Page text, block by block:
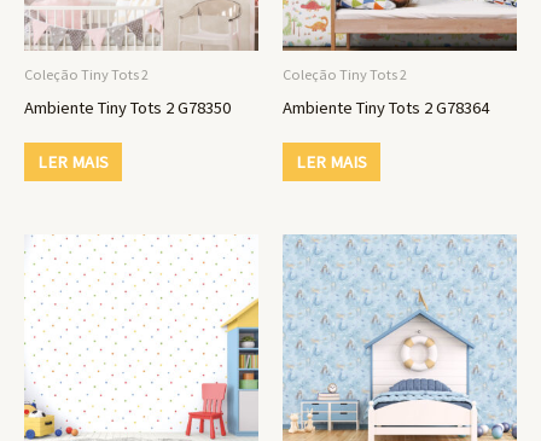
Coleção Tiny Tots 2
Ambiente Tiny Tots 2 G78350
LER MAIS
Coleção Tiny Tots 2
Ambiente Tiny Tots 2 G78364
LER MAIS